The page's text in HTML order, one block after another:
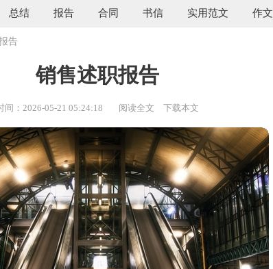
总结 报告 合同 书信 实用范文 作文
告
销售述职报告
间：2026-05-21 05:24:18 阅读全文 下载本文